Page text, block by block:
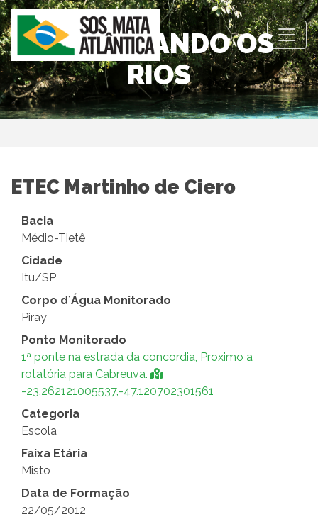
OBSERVANDO OS
RIOS
ETEC Martinho de Ciero
Bacia
Médio-Tietê
Cidade
Itu/SP
Corpo d´Água Monitorado
Piray
Ponto Monitorado
1ª ponte na estrada da concordia, Proximo a
rotatória para Cabreuva.
-23.262121005537,-47.120702301561
Categoria
Escola
Faixa Etária
Misto
Data de Formação
22/05/2012